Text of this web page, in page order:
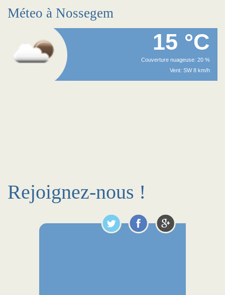
Méteo à Nossegem
15 °C
Couverture nuageuse: 20 %
Vent: SW 8 km/h
Rejoignez-nous !